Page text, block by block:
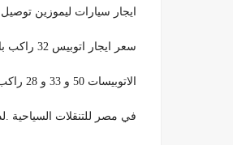
ايجار سيارات ليموزين
سعر ايجار اتوبيس 32 راكب بالتالي تمتع بعروض مميزة من شركه تورست للنقل السياحي على أحدث موديلات
الاتوبيسات 50 و 33 و 28 راكب سعر ايجار باص 32 راكب .بالتالي تـأجير باص سياحي فاخر بجميع الكماليات و اقل الاسعار
في مصر للتنقلات السياحية .لذلك بأسعار